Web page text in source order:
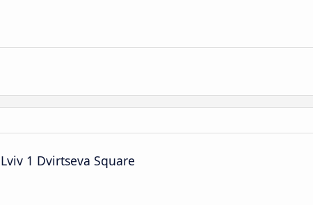
1 Dvirtseva Square